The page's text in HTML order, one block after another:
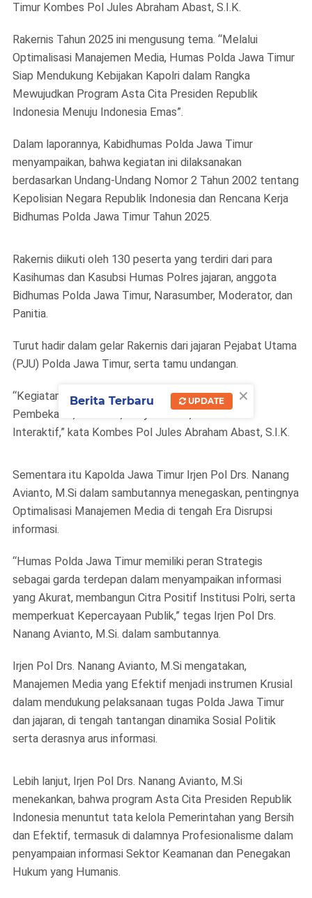
Timur Kombes Pol Jules Abraham Abast, S.I.K.
Rakernis Tahun 2025 ini mengusung tema. “Melalui
Optimalisasi Manajemen Media, Humas Polda Jawa Timur
Siap Mendukung Kebijakan Kapolri dalam Rangka
Mewujudkan Program Asta Cita Presiden Republik
Indonesia Menuju Indonesia Emas”.
Dalam laporannya, Kabidhumas Polda Jawa Timur
menyampaikan, bahwa kegiatan ini dilaksanakan
berdasarkan Undang-Undang Nomor 2 Tahun 2002 tentang
Kepolisian Negara Republik Indonesia dan Rencana Kerja
Bidhumas Polda Jawa Timur Tahun 2025.
Rakernis diikuti oleh 130 peserta yang terdiri dari para
Kasihumas dan Kasubsi Humas Polres jajaran, anggota
Bidhumas Polda Jawa Timur, Narasumber, Moderator, dan
Panitia.
Turut hadir dalam gelar Rakernis dari jajaran Pejabat Utama
(PJU) Polda Jawa Timur, serta tamu undangan.
“Kegiatan Rakernis dilaksanakan dalam bentuk
Pembekalan, Ceramah, Tanya Jawab, dan Diskusi
Interaktif,” kata Kombes Pol Jules Abraham Abast, S.I.K.
Sementara itu Kapolda Jawa Timur Irjen Pol Drs. Nanang
Avianto, M.Si dalam sambutannya menegaskan, pentingnya
Optimalisasi Manajemen Media di tengah Era Disrupsi
informasi.
“Humas Polda Jawa Timur memiliki peran Strategis
sebagai garda terdepan dalam menyampaikan informasi
yang Akurat, membangun Citra Positif Institusi Polri, serta
memperkuat Kepercayaan Publik,” tegas Irjen Pol Drs.
Nanang Avianto, M.Si. dalam sambutannya.
Irjen Pol Drs. Nanang Avianto, M.Si mengatakan,
Manajemen Media yang Efektif menjadi instrumen Krusial
dalam mendukung pelaksanaan tugas Polda Jawa Timur
dan jajaran, di tengah tantangan dinamika Sosial Politik
serta derasnya arus informasi.
Lebih lanjut, Irjen Pol Drs. Nanang Avianto, M.Si
menekankan, bahwa program Asta Cita Presiden Republik
Indonesia menuntut tata kelola Pemerintahan yang Bersih
dan Efektif, termasuk di dalamnya Profesionalisme dalam
penyampaian informasi Sektor Keamanan dan Penegakan
Hukum yang Humanis.
×
Berita Terbaru UPDATE